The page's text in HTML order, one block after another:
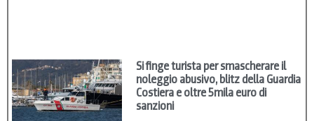
Si finge turista per smascherare il
noleggio abusivo, blitz della Guardia
Costiera e oltre 5mila euro di
sanzioni